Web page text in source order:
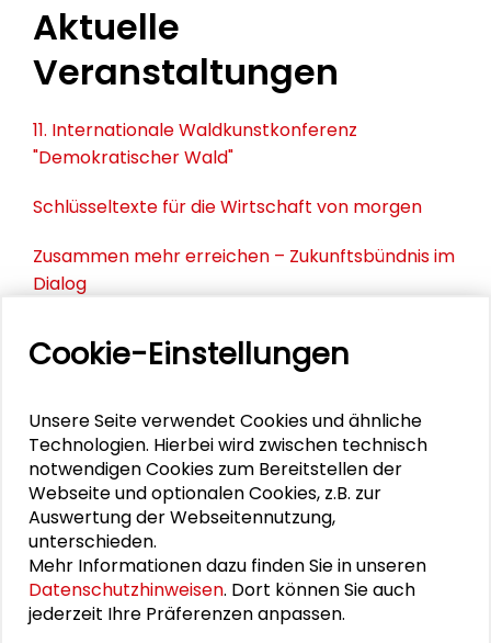
Aktuelle
Veranstaltungen
11. Internationale Waldkunstkonferenz
"Demokratischer Wald"
Schlüsseltexte für die Wirtschaft von morgen
Zusammen mehr erreichen – Zukunftsbündnis im
Dialog
PERSONEN IM KONTEXT
Stella Lorenz
Cookie-Einstellungen
Unsere Seite verwendet Cookies und ähnliche
Technologien. Hierbei wird zwischen technisch
notwendigen Cookies zum Bereitstellen der
Webseite und optionalen Cookies, z.B. zur
Auswertung der Webseitennutzung,
unterschieden.
Mehr Informationen dazu finden Sie in unseren
Datenschutzhinweisen. Dort können Sie auch
jederzeit Ihre Präferenzen anpassen.